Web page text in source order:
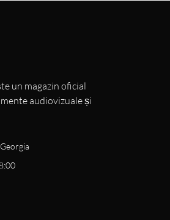
un magazin oficial
audiovizuale și